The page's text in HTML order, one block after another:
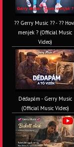
?? Gerry Music ?? - ??
menjek ? (Official Music
Video)
Dédapám - Gerry Music
(Official Music Video)